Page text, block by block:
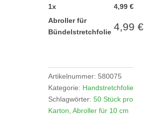
1x 4,99€
Abroller für
Bündelstretchfolie 4,99€
Artikelnummer: 580075
Kategorie: Handstretchfolie
Schlagwörter:50 Stück pro
Karton ,Abroller für 10 cm